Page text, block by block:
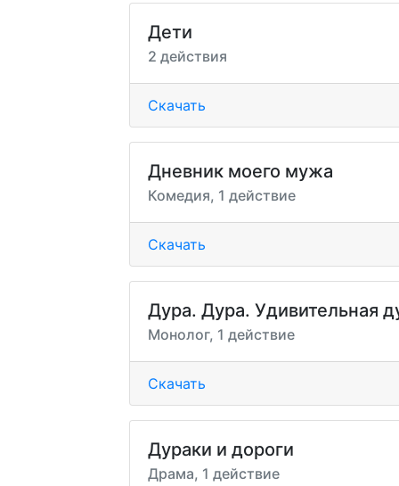
Дети
2 действия
Скачать
Дневник моего мужа
Комедия, 1 действие
Скачать
Дура. Дура. Удивительная
Монолог, 1 действие
Скачать
Дураки и дороги
Драма, 1 действие